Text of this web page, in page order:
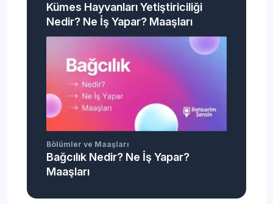
Kümes Hayvanları Yetiştiriciliği
Nedir? Ne İş Yapar? Maaşları
Bölümler ve Maaşları
Bağcılık Nedir? Ne İş Yapar?
Maaşları